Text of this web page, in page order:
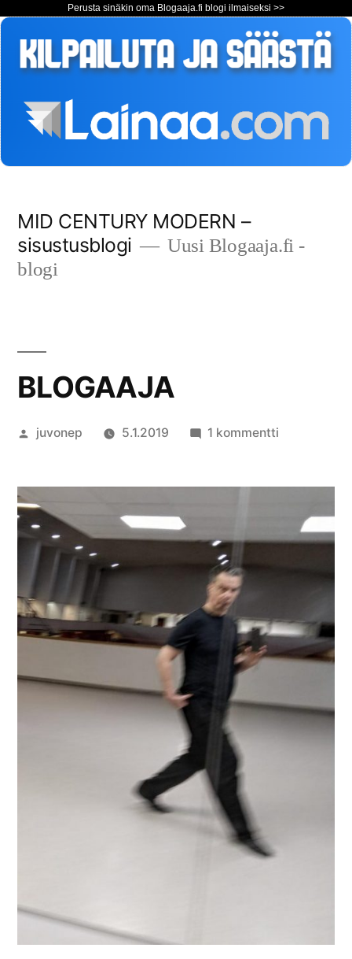
Perusta sinäkin oma Blogaaja.fi blogi ilmaiseksi >>
sisältöön
MID CENTURY MODERN –
sisustusblogi
Uusi Blogaaja.fi -
blogi
BLOGAAJA
Artikkelin
juvonep 5.1.2019 1 kommentti